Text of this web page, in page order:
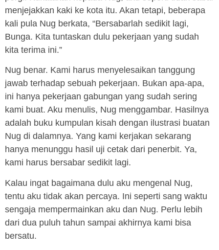
menjejakkan kaki ke kota itu. Akan tetapi, beberapa
kali pula Nug berkata, “Bersabarlah sedikit lagi,
Bunga. Kita tuntaskan dulu pekerjaan yang sudah
kita terima ini.”
Nug benar. Kami harus menyelesaikan tanggung
jawab terhadap sebuah pekerjaan. Bukan apa-apa,
ini hanya pekerjaan gabungan yang sudah sering
kami buat. Aku menulis, Nug menggambar. Hasilnya
adalah buku kumpulan kisah dengan ilustrasi buatan
Nug di dalamnya. Yang kami kerjakan sekarang
hanya menunggu hasil uji cetak dari penerbit. Ya,
kami harus bersabar sedikit lagi.
Kalau ingat bagaimana dulu aku mengenal Nug,
tentu aku tidak akan percaya. Ini seperti sang waktu
sengaja mempermainkan aku dan Nug. Perlu lebih
dari dua puluh tahun sampai akhirnya kami bisa
bersatu.